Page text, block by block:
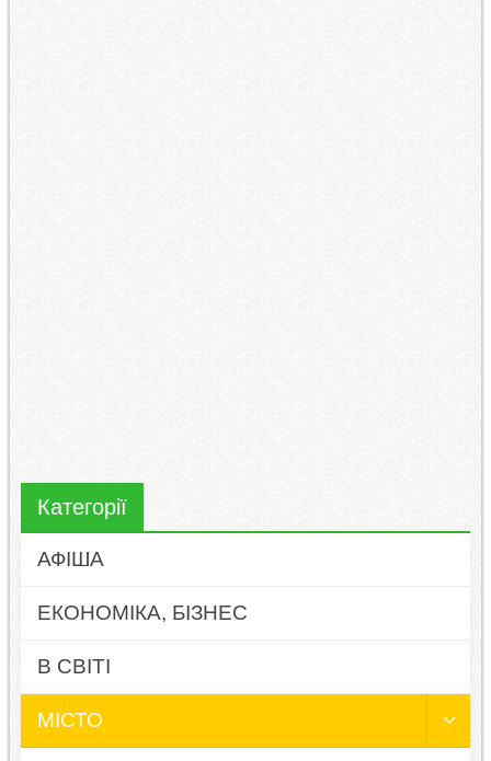
Категорії
АФІША
ЕКОНОМІКА, БІЗНЕС
В СВІТІ
МІСТО